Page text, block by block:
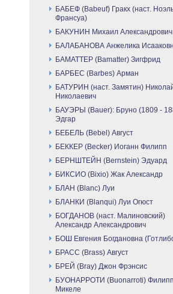
БАБЕФ (Babeuf) Гракх (наст.
Франсуа)
БАКУНИН Михаил Александрович
БАЛАБАНОВА Анжелика
БАМАТТЕР (Bamatter) Зигфрид
БАРБЕС (Barbes) Арман
БАТУРИН (наст. Замятин)
Николаевич
БАУЭРЫ (Bauer): Бруно (1809 -
Эдгар
БЕБЕЛЬ (Bebel) Август
БЕККЕР (Becker) Иоганн Филипп
БЕРНШТЕЙН (Bernstein) Эдуард
БИКСИО (Bixio) Жак Александр
БЛАН (Blanc) Луи
БЛАНКИ (Blanqui) Луи Огюст
БОГДАНОВ (наст. Малиновский)
Александр Александрович
БОШ Евгения Богдановна
БРАСС (Brass) Август
БРЕЙ (Bray) Джон Фрэнсис
БУОНАРРОТИ (Buonarroti)
Микеле